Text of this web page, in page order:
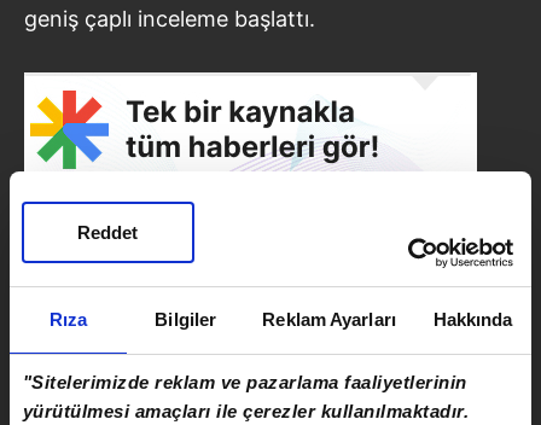
Rıza Bilgiler Reklam Ayarları Hakkında
"Sitelerimizde reklam ve pazarlama faaliyetlerinin
yürütülmesi amaçları ile çerezler kullanılmaktadır.
Reddet
geniş çaplı inceleme başlattı.
SONRAKİ HABER